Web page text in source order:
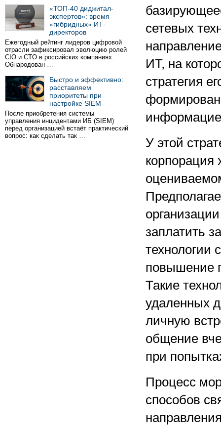
«ТОП-40 диджитал-
экспертов»: время
«гибридных» ИТ-
директоров
Ежегодный рейтинг лидеров цифровой
отрасли зафиксировал эволюцию ролей
CIO и CTO в российских компаниях.
Обнародован …
Быстро и эффективно:
расставляем
приоритеты при
настройке SIEM
После приобретения системы
управления инцидентами ИБ (SIEM)
перед организацией встаёт практический
вопрос: как сделать так …
сетевых
ИТ, на
стратегия
У этой
корпорация
заплатить
технологии
повышение
Такие
удаленных
личную
общение
при
Процесс
способов